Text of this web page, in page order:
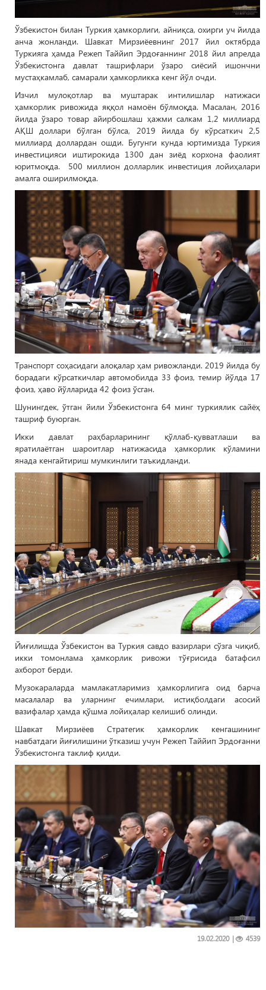
Ўзбекистон билан Туркия ҳамкорлиги, айниқса, охирги уч йилда
анча жонланди. Шавкат Мирзиёевнинг 2017 йил октябрда
Туркияга ҳамда Режеп Таййип Эрдоғаннинг 2018 йил апрелда
Ўзбекистонга давлат ташрифлари ўзаро сиёсий ишончни
мустаҳкамлаб, самарали ҳамкорликка кенг йўл очди.
Изчил мулоқотлар ва муштарак интилишлар натижаси
ҳамкорлик ривожида яққол намоён бўлмоқда. Масалан, 2016
йилда ўзаро товар айирбошлаш ҳажми салкам 1,2 миллиард
АҚШ доллари бўлган бўлса, 2019 йилда бу кўрсаткич 2,5
миллиард доллардан ошди. Бугунги кунда юртимизда Туркия
инвестицияси иштирокида 1300 дан зиёд корхона фаолият
юритмоқда. 500 миллион долларлик инвестиция лойиҳалари
амалга оширилмоқда.
Транспорт соҳасидаги алоқалар ҳам ривожланди. 2019 йилда бу
борадаги кўрсаткичлар автомобилда 33 фоиз, темир йўлда 17
фоиз, ҳаво йўлларида 42 фоиз ўсган.
Шунингдек, ўтган йили Ўзбекистонга 64 минг туркиялик сайёҳ
ташриф буюрган.
Икки давлат раҳбарларининг қўллаб-қувватлаши ва
яратилаётган шароитлар натижасида ҳамкорлик кўламини
янада кенгайтириш мумкинлиги таъкидланди.
Йиғилишда Ўзбекистон ва Туркия савдо вазирлари сўзга чиқиб,
икки томонлама ҳамкорлик ривожи тўғрисида батафсил
ахборот берди.
Музокараларда мамлакатларимиз ҳамкорлигига оид барча
масалалар ва уларнинг ечимлари, истиқболдаги асосий
вазифалар ҳамда қўшма лойиҳалар келишиб олинди.
Шавкат Мирзиёев Стратегик ҳамкорлик кенгашининг
навбатдаги йиғилишини ўтказиш учун Режеп Таййип Эрдоғанни
Ўзбекистонга таклиф қилди.
| 4539
19.02.2020